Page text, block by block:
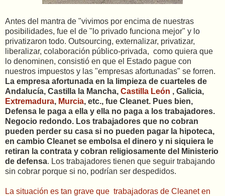
Antes del mantra de "vivimos por encima de nuestras
posibilidades, fue el de "lo privado funciona mejor" y lo
privatizaron todo. Outsourcing, externalizar, privatizar,
liberalizar, colaboración público-privada, como quiera que
lo denominen, consistió en que el Estado pague con
nuestros impuestos y las "empresas afortunadas" se forren.
La empresa afortunada en la limpieza de cuarteles de
Andalucía, Castilla la Mancha, Castilla León , Galicia,
Extremadura, Murcia, etc., fue Cleanet. Pues bien,
Defensa le paga a ella y ella no paga a los trabajadores.
Negocio redondo. Los trabajadores que no cobran
pueden perder su casa si no pueden pagar la hipoteca,
en cambio Cleanet se embolsa el dinero y ni siquiera le
retiran la contrata y cobran religiosamente del Ministerio
de defensa. Los trabajadores tienen que seguir trabajando
sin cobrar porque si no, podrían ser despedidos.
La situación es tan grave que trabajadoras de Cleanet en